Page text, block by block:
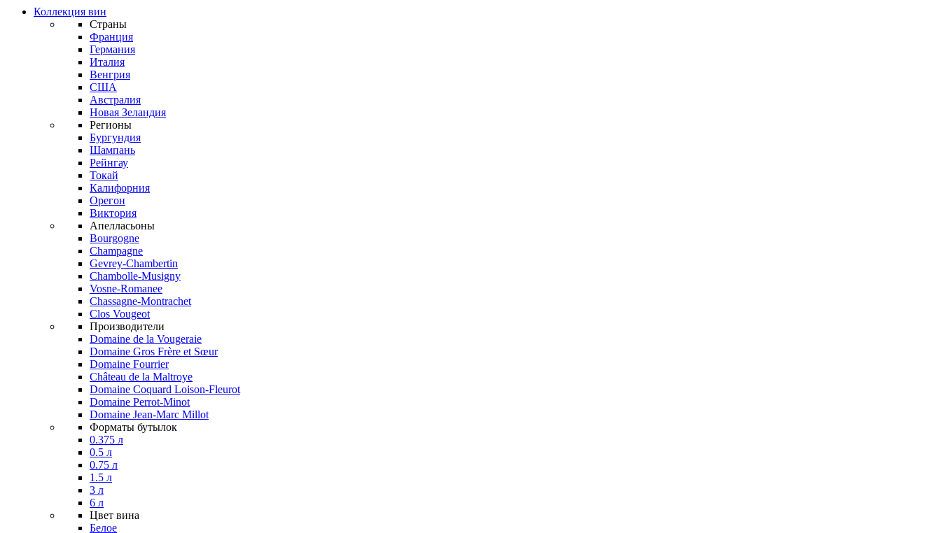
Коллекция вин
Страны
Франция
Германия
Италия
Венгрия
США
Австралия
Новая Зеландия
Регионы
Бургундия
Шампань
Рейнгау
Токай
Калифорния
Орегон
Виктория
Апелласьоны
Bourgogne
Champagne
Gevrey-Chambertin
Chambolle-Musigny
Vosne-Romanee
Chassagne-Montrachet
Clos Vougeot
Производители
Domaine de la Vougeraie
Domaine Gros Frère et Sœur
Domaine Fourrier
Château de la Maltroye
Domaine Coquard Loison-Fleurot
Domaine Perrot-Minot
Domaine Jean-Marc Millot
Форматы бутылок
0.375 л
0.5 л
0.75 л
1.5 л
3 л
6 л
Цвет вина
Белое